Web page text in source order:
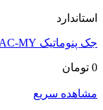
استاندارد
جک پنوماتیک BAC-MY
0 تومان
مشاهده سریع